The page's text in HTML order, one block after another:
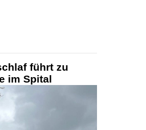
führt zu
im Spital